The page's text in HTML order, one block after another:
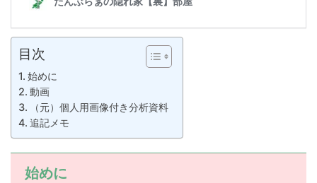
目次
始めに
動画
（元）個人用画像付き分析資料
追記メモ
始めに